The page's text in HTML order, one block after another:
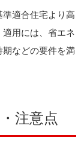
適合住宅より高
用には、省エネ
などの要件を満
注意点